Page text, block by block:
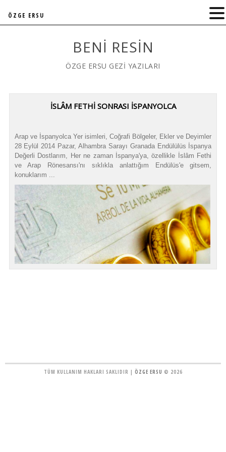
BENI RESIN
ÖZGE ERSU GEZİ YAZILARI
İSLÂM FETHİ SONRASI İSPANYOLCA
Arap ve İspanyolca Yer isimleri, Coğrafi Bölgeler, Ekler ve Deyimler
28 Eylül 2014 Pazar, Alhambra Sarayı Granada Endülülüs İspanya
Değerli Dostlarım, Her ne zaman İspanya'ya, özellikle İslâm Fethi
ve Arap Rönesansı'nı sıklıkla anlattığım Endülüs'e gitsem,
konuklarım ...
TÜM KULLANIM HAKLARI SAKLIDIR | ÖZGE ERSU © 2026
ÖZGE ERSU